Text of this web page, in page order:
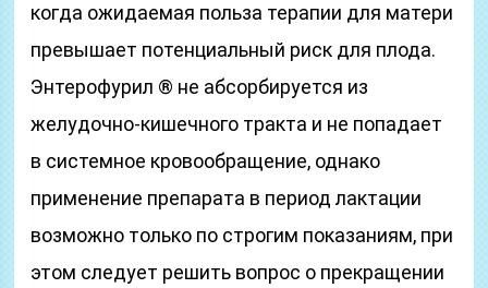
когда ожидаемая польза терапии для матери
превышает потенциальный риск для плода.
Энтерофурил ® не абсорбируется из
желудочно-кишечного тракта и не попадает
в системное кровообращение, однако
применение препарата в период лактации
возможно только по строгим показаниям, при
этом следует решить вопрос о прекращении